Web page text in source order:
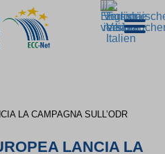
LA CAMPAGNA SULL’ODR
LANCIA LA